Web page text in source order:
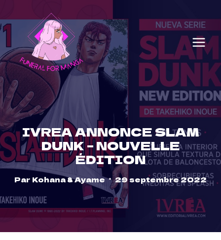
to
content
IVREA ANNONCE SLAM
DUNK – NOUVELLE
ÉDITION
Par Kohana & Ayame 29 septembre 2022